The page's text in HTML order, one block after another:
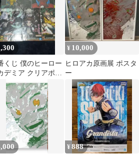
くじ 僕のヒーロー
デミア クリアポス
11枚セット
¥ 10,000
ヒロアカ原画展 ポスタ
ー
¥888